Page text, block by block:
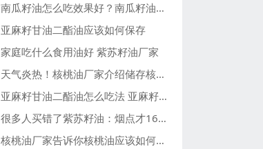
南瓜籽油怎么吃效果好？南瓜籽油厂家
亚麻籽甘油二酯油应该如何保存
家庭吃什么食用油好 紫苏籽油厂家
天气炎热！核桃油厂家介绍储存核桃油的方法！
亚麻籽甘油二酯油怎么吃法 亚麻籽油厂家
很多人买错了紫苏籽油：烟点才160℃，直接爆炒等于白瞎了里面60%的α-亚麻酸 紫苏籽油厂家
核桃油厂家告诉你核桃油应该如何保存